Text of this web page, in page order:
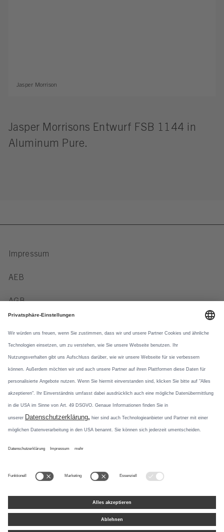
Jasper Morrison
Jasper Morrisons Entwurf FSB 1144 in
Aluminum Pure.
Impressum
AEB
AGB
Datenschutz
Datennutzung
Mit unseren
Newsletterformaten
informieren wir über
aktuelle Themen.
Jetzt abonnieren
Instagram
LinkedIn